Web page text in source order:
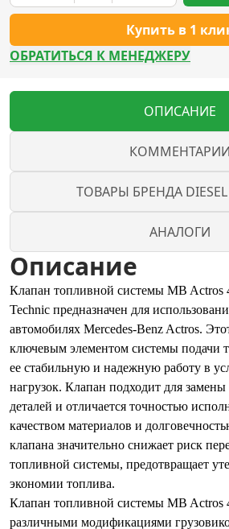
Купить в 1
ОБРАТИТЬСЯ К МЕНЕДЖЕРУ
ОПИСАНИЕ
КОММЕНТАРИИ
ТОВАРЫ БРЕНДА DIESEL
АНАЛОГИ
Описание
Клапан топливной системы MB Actros
Technic предназначен для
автомобилях Mercedes-Benz Actros.
ключевым элементом системы подачи
ее стабильную и надежную работу в
нагрузок. Клапан подходит для
деталей и отличается точностью
качеством материалов и
клапана значительно снижает риск
топливной системы, предотвращает
экономии топлива.
Клапан топливной системы MB Actros
различными модификациями